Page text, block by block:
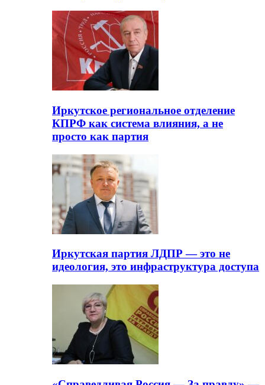
Иркутское региональное отделение
КПРФ как система влияния, а не
просто как партия
Иркутская партия ЛДПР — это не
идеология, это инфраструктура доступа